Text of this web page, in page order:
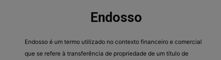
Endosso
Endosso é um termo utilizado no contexto financeiro e comercial
que se refere à transferência de propriedade de um título de